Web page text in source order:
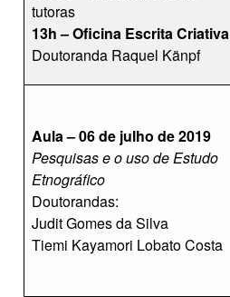
tutoras
13h – Oficina Escrita Criativa
Doutoranda Raquel Känpf
Aula – 06 de julho de 2019
Pesquisas e o uso de Estudo
Etnográfico
Doutorandas:
Judit Gomes da Silva
Tiemi Kayamori Lobato Costa